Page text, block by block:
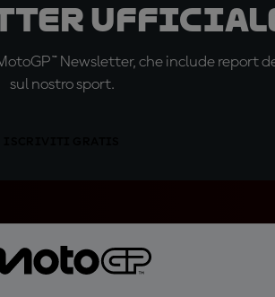
ufficiale
Newsletter, che include report
sul nostro sport.